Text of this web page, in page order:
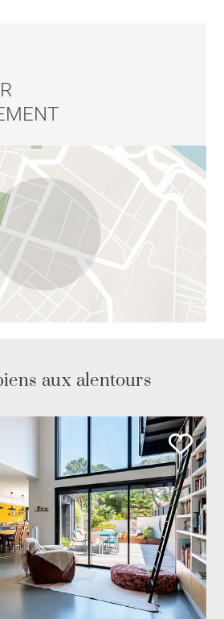
ou d’un balcon et des
» : des matériaux et
sélectionnés, gages de
la charge du vendeur
aux alentours